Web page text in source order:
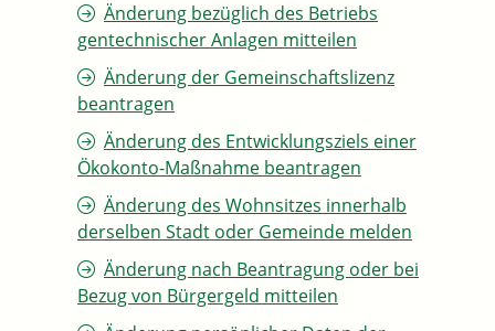
Änderung bezüglich des Betriebs
gentechnischer Anlagen mitteilen
Änderung der Gemeinschaftslizenz
beantragen
Änderung des Entwicklungsziels einer
Ökokonto-Maßnahme beantragen
Änderung des Wohnsitzes innerhalb
derselben Stadt oder Gemeinde melden
Änderung nach Beantragung oder bei
Bezug von Bürgergeld mitteilen